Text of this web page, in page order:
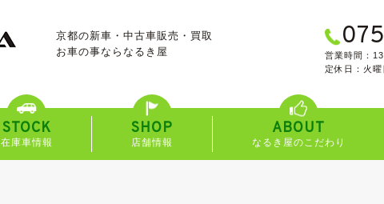
京都の新車・中古車販売・買取
お車の事なら なるき屋
営業時間：
定休日：火
STOCK
在庫車情報
SHOP
店舗情報
ABOUT
なるき屋のこだわり